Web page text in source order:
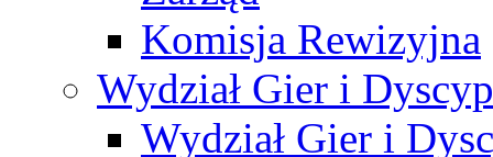
Komisja Rewizyjna
Wydział Gier i
Wydział Gier i